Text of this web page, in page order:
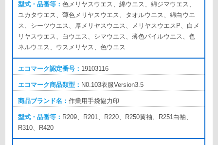
色メリヤスウエス、綿ウエス、綿ジマウエス、
ユカタウエス、薄色メリヤスウエス、タオルウエス、綿白ウエ
ス、シーツウエス、厚メリヤスウエス、メリヤスウエスP、白メ
リヤスウエス、白ウエス、シマウエス、薄色パイルウエス、色
ネルウエス、ウスメリヤス、色ウエス
19103116
N0.103衣服Version3.5
作業用手袋協力印
R209、R201、R220、R250黄袖、R251白袖、
R310、R420